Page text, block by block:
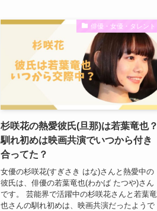
俳優・女優・タレント
杉咲花の熱愛彼氏(旦那)は若葉竜也？
馴れ初めは映画共演でいつから付き
合ってた？
女優の杉咲花(すぎさき はな)さんと熱愛中の
彼氏は、俳優の若葉竜也(わかば たつや)さん
です。 芸能界で活躍中の杉咲花さんと若葉竜
也さんの馴れ初めは、映画共演だったようで